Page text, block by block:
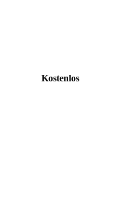
Kostenlos